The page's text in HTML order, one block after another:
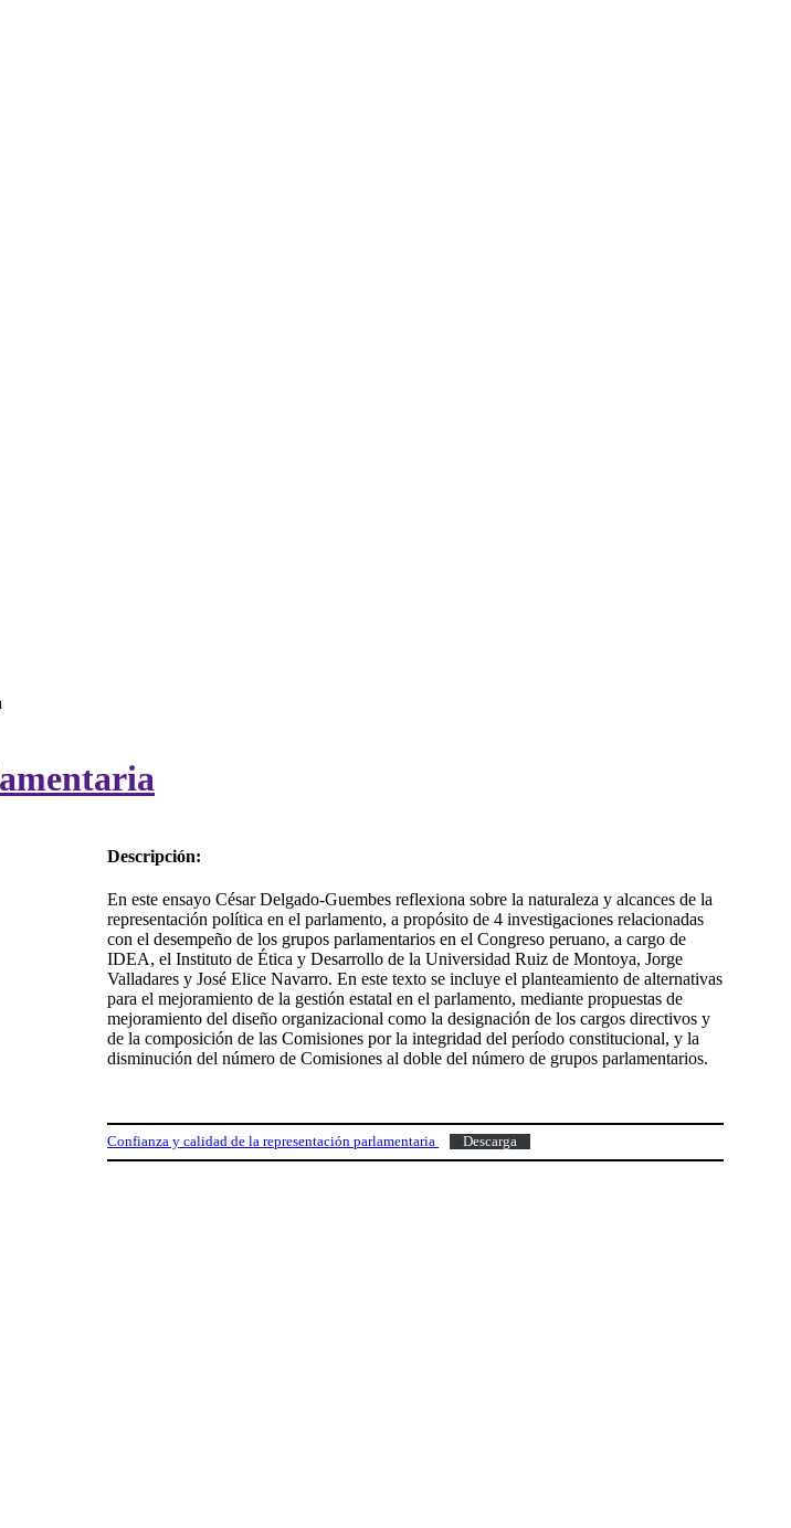
Descripción:
En este ensayo César Delgado-Guembes reflexiona sobre la naturaleza y alcances de la
representación política en el parlamento, a propósito de 4 investigaciones relacionadas
con el desempeño de los grupos parlamentarios en el Congreso peruano, a cargo de
IDEA, el Instituto de Ética y Desarrollo de la Universidad Ruiz de Montoya, Jorge
Valladares y José Elice Navarro. En este texto se incluye el planteamiento de alternativas
para el mejoramiento de la gestión estatal en el parlamento, mediante propuestas de
mejoramiento del diseño organizacional como la designación de los cargos directivos y
de la composición de las Comisiones por la integridad del período constitucional, y la
disminución del número de Comisiones al doble del número de grupos parlamentarios.
Confianza y calidad de la representación parlamentaria Descarga